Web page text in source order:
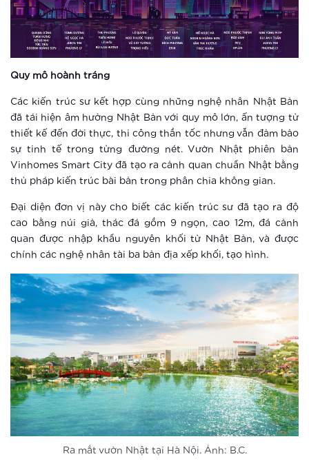
Quy mô hoành tráng
Các kiến trúc sư kết hợp cùng những nghệ nhân Nhật Bản
đã tái hiện âm hưởng Nhật Bản với quy mô lớn, ấn tượng từ
thiết kế đến đời thực, thi công thần tốc nhưng vẫn đảm bảo
sự tinh tế trong từng đường nét. Vườn Nhật phiên bản
Vinhomes Smart City đã tạo ra cảnh quan chuẩn Nhật bằng
thủ pháp kiến trúc bài bản trong phân chia không gian.
Đại diện đơn vị này cho biết các kiến trúc sư đã tạo ra độ
cao bằng núi giả, thác đá gồm 9 ngọn, cao 12m, đá cảnh
quan được nhập khẩu nguyên khối từ Nhật Bản, và được
chính các nghệ nhân tài ba bản địa xếp khối, tạo hình.
Ra mắt vườn Nhật tại Hà Nội. Ảnh: B.C.
Ra mắt The Sapphire 4 – viên ngọc
sáng của Vinhomes Smart City
Xem thêm
nghiệp tư nhân lớn nhất Việt Nam
Xem thêm
“Sống không khoảng cách” giữa tọa
độ vàng của trung tâm mới phía Tây
Hà Nội
Xem thêm
Vinhomes Smart City ra mắt phân khu
Xem thêm
The Sapphire 3 Vinhomes Smart City:
Nóng sốt ngay khi vừa ra mắt
Xem thêm
Ưu thế giúp The Sapphire 3 –
Vinhomes Smart City hút nhà đầu tư